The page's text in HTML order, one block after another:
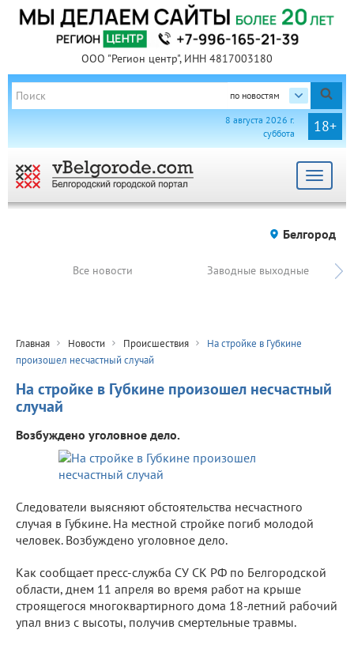
ООО "Регион центр", ИНН 4817003180
по новостям
18+
8 августа 2026 г.
суббота
Toggle
Белгород
Все новости Заводные выходные
Главная Новости Происшествия
На стройке в Губкине
произошел несчастный случай
На стройке в Губкине произошел несчастный
случай
Возбуждено уголовное дело.
Следователи выясняют обстоятельства несчастного
случая в Губкине. На местной стройке погиб молодой
человек. Возбуждено уголовное дело.
Как сообщает пресс-служба СУ СК РФ по Белгородской
области, днем 11 апреля во время работ на крыше
строящегося многоквартирного дома 18-летний рабочий
упал вниз с высоты, получив смертельные травмы.